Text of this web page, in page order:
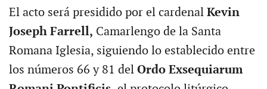
El acto será presidido por el cardenal Kevin
Joseph Farrell, Camarlengo de la Santa
Romana Iglesia, siguiendo lo establecido entre
los números 66 y 81 del Ordo Exsequiarum